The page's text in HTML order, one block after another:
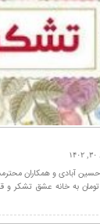
حسین آبادی و همکاران
به خانه عشق تشکر و